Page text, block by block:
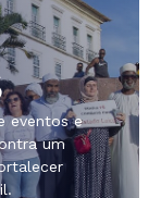
eventos e
um